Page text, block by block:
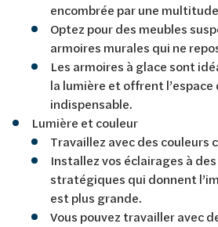
encombrée par une
Optez pour des meubles
armoires murales qui ne
Les armoires à glace sont
la lumière et offrent
indispensable.
Lumière et couleur
Travaillez avec des couleurs
Installez vos éclairages à
stratégiques qui donnent
est plus grande.
Vous pouvez travailler avec